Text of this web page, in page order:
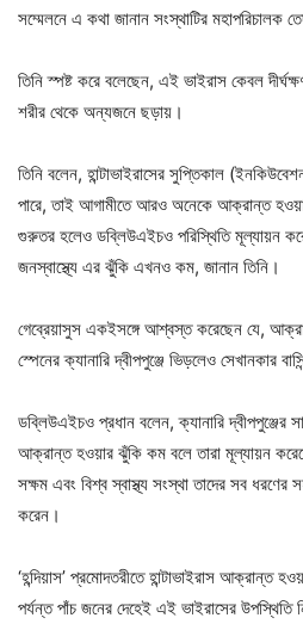
সম্মেলনে এ কথা জানান সংস্থাটির মহাপরিচালক
তিনি স্পষ্ট করে বলেছেন, এই ভাইরাস কেবল
শরীর থেকে অন্যজনে ছড়ায়।
তিনি বলেন, হান্টাভাইরাসের সুপ্তিকাল
পারে, তাই আগামীতে আরও অনেকে আক্রান্ত
গুরুতর হলেও ডব্লিউএইচও পরিস্থিতি মূল্যায়ন করে
জনস্বাস্থ্যে এর ঝুঁকি এখনও কম, জানান তিনি।
গেব্রেয়াসুস একইসঙ্গে আশ্বস্ত করেছেন যে,
স্পেনের ক্যানারি দ্বীপপুঞ্জে ভিড়লেও সেখানকার
ডব্লিউএইচও প্রধান বলেন, ক্যানারি দ্বীপপুঞ্জের
আক্রান্ত হওয়ার ঝুঁকি কম বলে তারা মূল্যায়ন
সক্ষম এবং বিশ্ব স্বাস্থ্য সংস্থা তাদের সব ধরণের
করেন।
‘হন্দিয়াস’ প্রমোদতরীতে হান্টাভাইরাস আক্রান্ত
পর্যন্ত পাঁচ জনের দেহেই এই ভাইরাসের উপস্থিতি